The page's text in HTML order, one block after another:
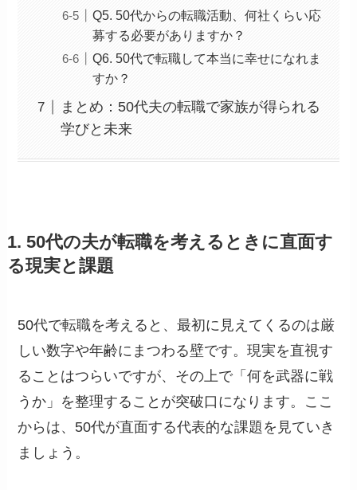
Q5. 50代からの転職活動、何社くらい応
募する必要がありますか？
Q6. 50代で転職して本当に幸せになれま
すか？
まとめ：50代夫の転職で家族が得られる
学びと未来
1. 50代の夫が転職を考えるときに直面す
る現実と課題
50代で転職を考えると、最初に見えてくるのは厳
しい数字や年齢にまつわる壁です。現実を直視す
ることはつらいですが、その上で「何を武器に戦
うか」を整理することが突破口になります。ここ
からは、50代が直面する代表的な課題を見ていき
ましょう。